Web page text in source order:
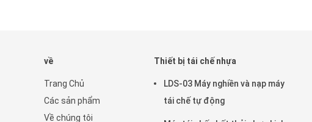
về
Trang Chủ
Các sản phẩm
Về chúng tôi
Thiết bị tái chế nhựa
LDS-03 Máy nghiền và nạp máy
tái chế tự động